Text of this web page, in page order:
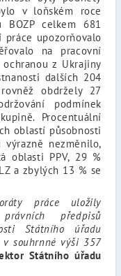
v loňském roce
celkem 681
práce upozorňovalo
na pracovní
ochranou z Ukrajiny
dalších 204
obdržely 27
podmínek
Procentuální
oblastí působnosti
nezměnilo,
oblasti PPV, 29 %
a zbylých 13 % se
práce uložily
předpisů
Státního úřadu
souhrnné výši 357
Státního úřadu